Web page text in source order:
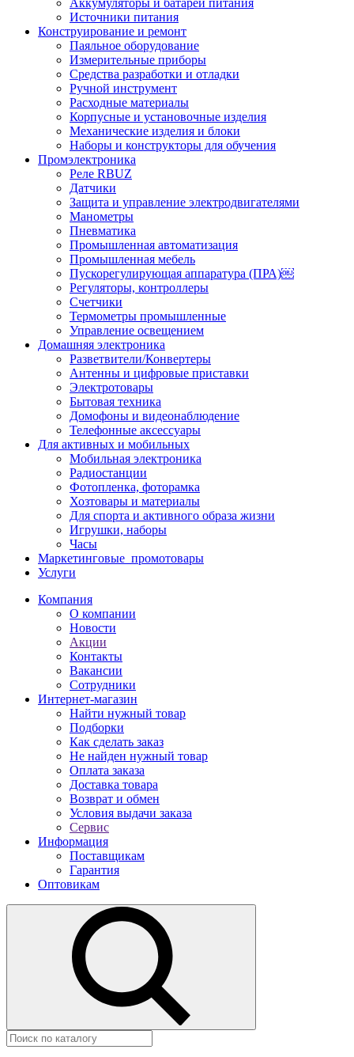
Аккумуляторы и батареи питания
Источники питания
Конструирование и ремонт
Паяльное оборудование
Измерительные приборы
Средства разработки и отладки
Ручной инструмент
Расходные материалы
Корпусные и установочные изделия
Механические изделия и блоки
Наборы и конструкторы для обучения
Промэлектроника
Реле RBUZ
Датчики
Защита и управление электродвигателями
Манометры
Пневматика
Промышленная автоматизация
Промышленная мебель
Пускорегулирующая аппаратура (ПРА)￼
Регуляторы, контроллеры
Счетчики
Термометры промышленные
Управление освещением
Домашняя электроника
Разветвители/Конвертеры
Антенны и цифровые приставки
Электротовары
Бытовая техника
Домофоны и видеонаблюдение
Телефонные аксессуары
Для активных и мобильных
Мобильная электроника
Радиостанции
Фотопленка, фоторамка
Хозтовары и материалы
Для спорта и активного образа жизни
Игрушки, наборы
Часы
Маркетинговые_промотовары
Услуги
Компания
О компании
Новости
Акции
Контакты
Вакансии
Сотрудники
Интернет-магазин
Найти нужный товар
Подборки
Как сделать заказ
Не найден нужный товар
Оплата заказа
Доставка товара
Возврат и обмен
Условия выдачи заказа
Сервис
Информация
Поставщикам
Гарантия
Оптовикам